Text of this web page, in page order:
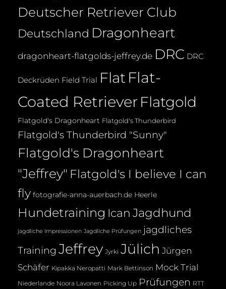
Deutscher Retriever Club
Deutschland Dragonheart
dragonheart-flatgolds-jeffrey.de DRC DRC
Deckrüden Field Trial Flat Flat-
Coated Retriever Flatgold
Flatgold's Dragonheart Flatgold's Thunderbird
Flatgold's Thunderbird "Sunny"
Flatgold's Dragonheart
"Jeffrey" Flatgold's I believe I can
fly fotografie-anna-auerbach.de Heerle
Hundetraining Ican Jagdhund
jagdliche Impressionen Jagdliche Prüfungen jagdliches
Training Jeffrey Jyrki Jülich Jürgen
Schäfer Kipakka Neropatti Mark Bettinson Mock Trial
Niederlande Noora Lavonen Picking Up Prüfungen RTT